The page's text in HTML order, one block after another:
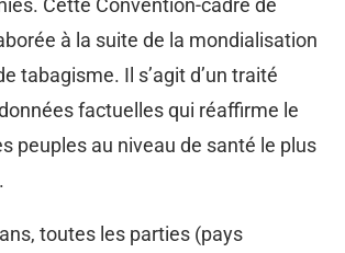
Cette Convention-cadre de
à la suite de la mondialisation
tabagisme. Il s’agit d’un traité
factuelles qui réaffirme le
peuples au niveau de santé le plus
toutes les parties (pays